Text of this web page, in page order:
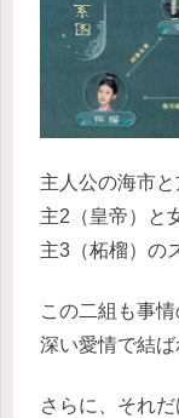
主人公の海市
主2（皇帝）と
主3（柘榴）の
この二組も事
深い愛情で結ば
さらに、それ